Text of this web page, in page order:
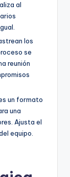
al
los
se
reunión
un formato
una
Ajusta el
equipo.